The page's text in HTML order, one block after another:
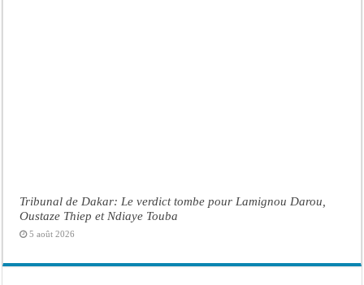
Tribunal de Dakar: Le verdict tombe pour Lamignou Darou,
Oustaze Thiep et Ndiaye Touba
5 août 2026